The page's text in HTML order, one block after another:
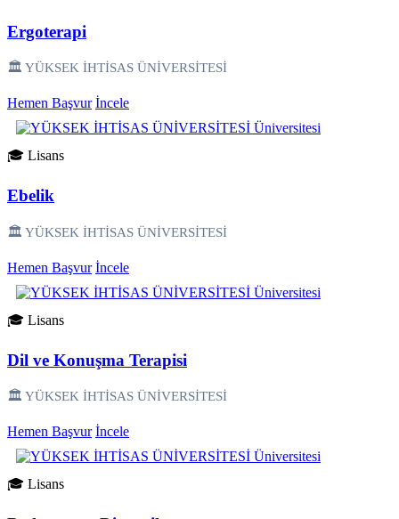
Ergoterapi
🏛️ YÜKSEK İHTİSAS ÜNİVERSİTESİ
Hemen Başvur İncele
🎓 Lisans
Ebelik
🏛️ YÜKSEK İHTİSAS ÜNİVERSİTESİ
Hemen Başvur İncele
🎓 Lisans
Dil ve Konuşma Terapisi
🏛️ YÜKSEK İHTİSAS ÜNİVERSİTESİ
Hemen Başvur İncele
🎓 Lisans